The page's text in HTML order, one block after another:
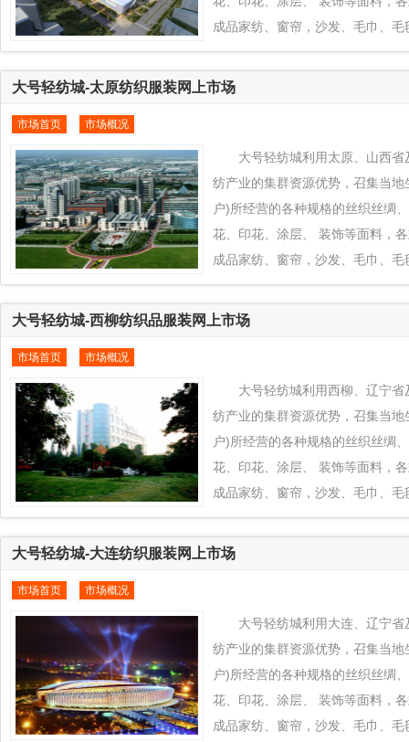
成品家纺、窗帘，沙发、毛巾、
品对接到全球纺织品交易平台
城平台上来， 通过大号轻纺城在
织业凸拓全球新型市场， 把当地
过大号轻纺城推向全球各地区销售
大号轻纺城-太原纺织服装网上市场
市场首页 市场概况
大号轻纺城利用太原、山西
纺产业的集群资源优势，召集当
户)所经营的各种规格的丝织丝绸
花、印花、涂层、 装饰等面料，
成品家纺、窗帘，沙发、毛巾、
品对接到全球纺织品交易平台
城平台上来， 通过大号轻纺城在
织业凸拓全球新型市场， 把当地
过大号轻纺城推向全球各地区销售
大号轻纺城-西柳纺织品服装网上市场
市场首页 市场概况
大号轻纺城利用西柳、辽宁
纺产业的集群资源优势，召集当
户)所经营的各种规格的丝织丝绸
花、印花、涂层、 装饰等面料，
成品家纺、窗帘，沙发、毛巾、
品对接到全球纺织品交易平台
城平台上来， 通过大号轻纺城在
织业凸拓全球新型市场， 把当地
过大号轻纺城推向全球各地区销售
大号轻纺城-大连纺织服装网上市场
市场首页 市场概况
大号轻纺城利用大连、辽宁
纺产业的集群资源优势，召集当
户)所经营的各种规格的丝织丝绸
花、印花、涂层、 装饰等面料，
成品家纺、窗帘，沙发、毛巾、